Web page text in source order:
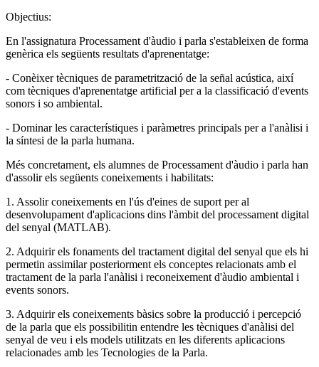
Objectius:
En l'assignatura Processament d'àudio i parla s'estableixen de forma
genèrica els següents resultats d'aprenentatge:
- Conèixer tècniques de parametrització de la señal acústica, així
com tècniques d'aprenentatge artificial per a la classificació d'events
sonors i so ambiental.
- Dominar les característiques i paràmetres principals per a l'anàlisi i
la síntesi de la parla humana.
Més concretament, els alumnes de Processament d'àudio i parla han
d'assolir els següents coneixements i habilitats:
1. Assolir coneixements en l'ús d'eines de suport per al
desenvolupament d'aplicacions dins l'àmbit del processament digital
del senyal (MATLAB).
2. Adquirir els fonaments del tractament digital del senyal que els hi
permetin assimilar posteriorment els conceptes relacionats amb el
tractament de la parla l'anàlisi i reconeixement d'àudio ambiental i
events sonors.
3. Adquirir els coneixements bàsics sobre la producció i percepció
de la parla que els possibilitin entendre les tècniques d'anàlisi del
senyal de veu i els models utilitzats en les diferents aplicacions
relacionades amb les Tecnologies de la Parla.